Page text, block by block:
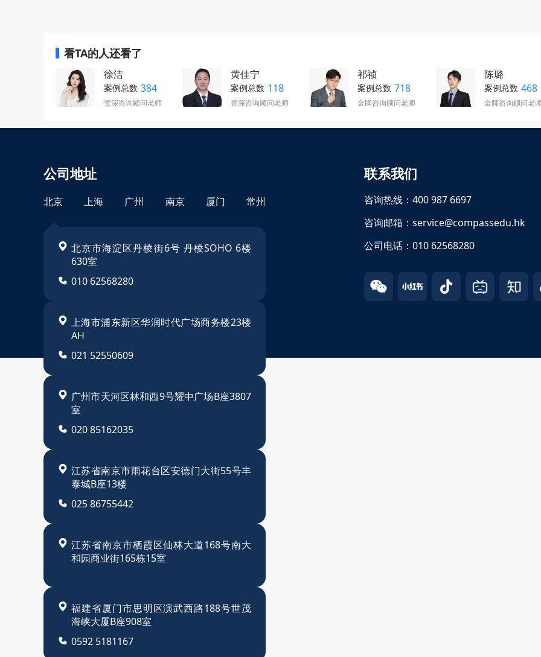
看TA的人还看了
徐洁
案例总数 384
资深咨询顾问老师
黄佳宁
案例总数 118
资深咨询顾问老师
祁祯
案例总数 718
金牌咨询顾问老师
陈璐
案例总数 468
金牌咨询顾问老
公司地址
北京 上海 广州 南京 厦门 常州
北京市海淀区丹棱街6号 丹棱SOHO 6楼
630室
010 62568280
上海市浦东新区华润时代广场商务楼23楼
AH
021 52550609
广州市天河区林和西9号耀中广场B座3807
室
020 85162035
江苏省南京市雨花台区安德门大街55号丰
泰城B座13楼
025 86755442
江苏省南京市栖霞区仙林大道168号南大
和园商业街165栋15室
福建省厦门市思明区演武西路188号世茂
海峡大厦B座908室
0592 5181167
联系我们
咨询热线：400 987 6697
咨询邮箱：service@compassedu.hk
公司电话：010 62568280
苏ICP备14022410号